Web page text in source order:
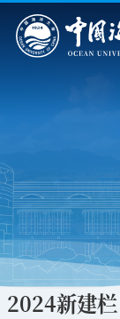
重点建设
教育教学
科学研究
2024新建